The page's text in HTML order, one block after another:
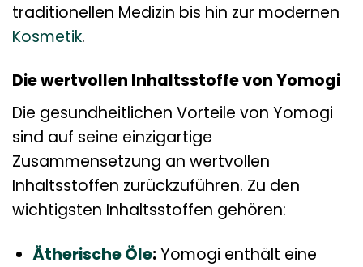
traditionellen Medizin bis hin zur modernen
Kosmetik.
Die wertvollen Inhaltsstoffe von Yomogi
Die gesundheitlichen Vorteile von Yomogi
sind auf seine einzigartige
Zusammensetzung an wertvollen
Inhaltsstoffen zurückzuführen. Zu den
wichtigsten Inhaltsstoffen gehören:
Ätherische Öle:Yomogi enthält eine